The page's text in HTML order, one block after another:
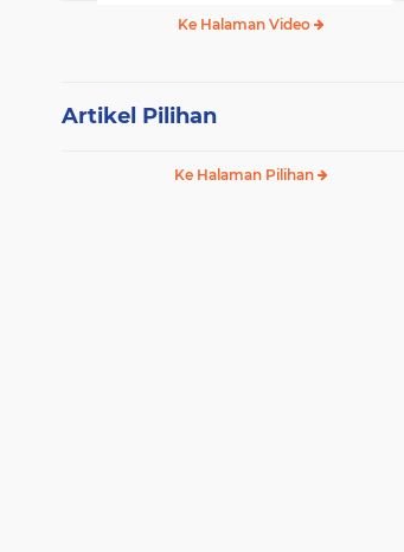
Ke Halaman Video
Artikel Pilihan
Ke Halaman Pilihan